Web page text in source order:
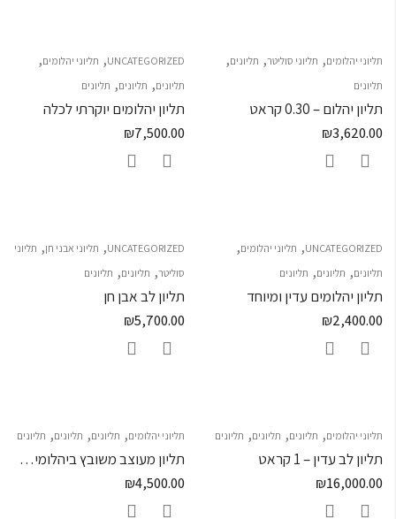
תליוני יהלומים, תליוני סוליטר, תליונים,
תליונים
תליון יהלום – 0.30 קראט
₪3,620.00
UNCATEGORIZED
, תליוני יהלומים,
תליונים, תליונים, תליונים
תליון יהלומים יוקרתי לכלה
₪7,500.00
UNCATEGORIZED
, תליוני יהלומים,
תליונים, תליונים, תליונים
תליון יהלומים עדין ומיוחד
₪2,400.00
UNCATEGORIZED
, תליוני אבני חן, תליוני
סוליטר, תליונים, תליונים
תליון לב אבן חן
₪5,700.00
תליוני יהלומים, תליונים, תליונים, תליונים
תליון לב עדין – 1 קראט
₪16,000.00
תליוני יהלומים, תליונים, תליונים, תליונים
תליון מעוצב משובץ ביהלומים שחורים ולבנים
₪4,500.00